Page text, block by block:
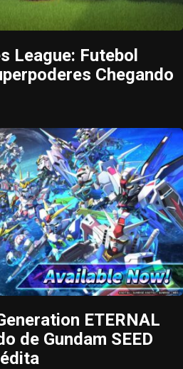
League: Futebol
Chegando
ETERNAL
de Gundam SEED